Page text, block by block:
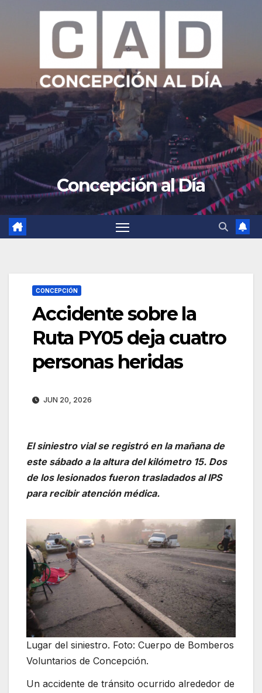
Concepción al Día
CONCEPCIÓN
Accidente sobre la
Ruta PY05 deja cuatro
personas heridas
JUN 20, 2026
El siniestro vial se registró en la mañana de
este sábado a la altura del kilómetro 15. Dos
de los lesionados fueron trasladados al IPS
para recibir atención médica.
Lugar del siniestro. Foto: Cuerpo de Bomberos
Voluntarios de Concepción.
Un accidente de tránsito ocurrido alrededor de